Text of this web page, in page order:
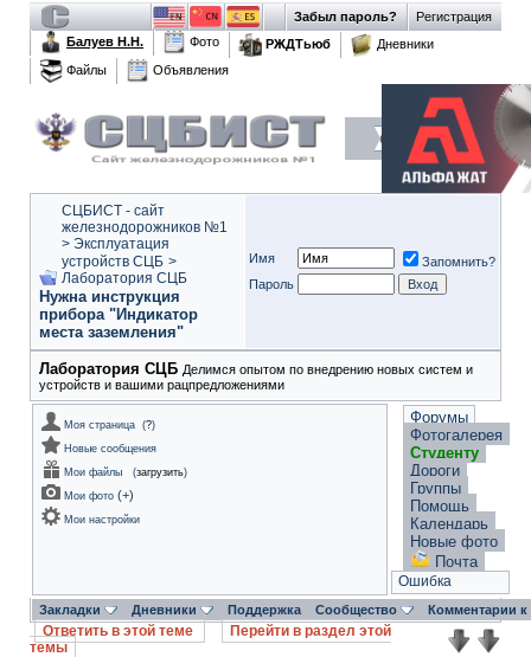
Регистрация
Забыл пароль?
Балуев Н.Н.
Фото РЖДТьюб
Дневники
Файлы
Объявления
СЦБИСТ - сайт
железнодорожников №1
> Эксплуатация
устройств СЦБ >
Лаборатория СЦБ
Нужна инструкция
прибора "Индикатор
места заземления"
Имя
Запомнить?
Пароль
Лаборатория СЦБ Делимся опытом по внедрению новых систем и
устройств и вашими рацпредложениями
Моя страница (?)
Новые сообщения
Мои файлы
(загрузить)
Мои фото (+)
Мои настройки
Форумы
Фотогалерея
Студенту
Дороги
Группы
Помощь
Календарь
Новые фото
Почта
Ошибка
Закладки Дневники Поддержка Сообщество Комментарии
Ответить в этой теме
Перейти в раздел этой
темы